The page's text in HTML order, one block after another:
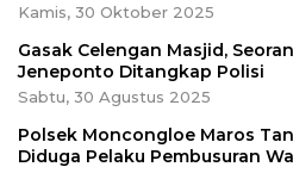
Kamis, 30 Oktober 2025
Gasak Celengan Masjid,
Jeneponto Ditangkap Polisi
Sabtu, 30 Agustus 2025
Polsek Moncongloe Maros
Diduga Pelaku Pembusuran